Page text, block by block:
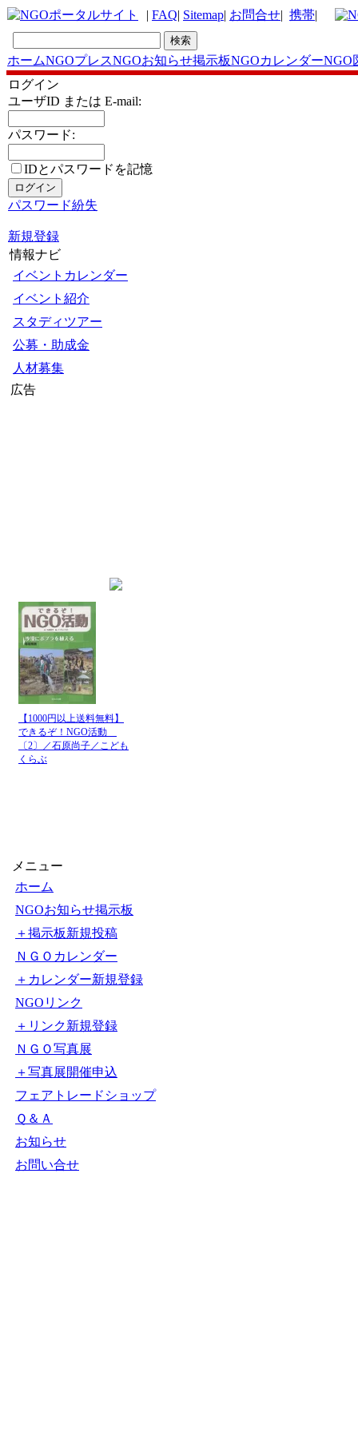
| FAQ| Sitemap| お問合せ| 携帯|
ホームNGOプレスNGOお知らせ掲示板NGOカレンダーNGO
ログイン
ユーザID または E-mail:
パスワード:
IDとパスワードを記憶
パスワード紛失
新規登録
情報ナビ
イベントカレンダー
イベント紹介
スタディツアー
公募・助成金
人材募集
広告
【1000円以上送料無料】
できるぞ！NGO活動
〔2〕／石原尚子／こども
くらぶ
メニュー
ホーム
NGOお知らせ掲示板
＋掲示板新規投稿
ＮＧＯカレンダー
＋カレンダー新規登録
NGOリンク
＋リンク新規登録
ＮＧＯ写真展
＋写真展開催申込
フェアトレードショップ
Ｑ＆Ａ
お知らせ
お問い合せ